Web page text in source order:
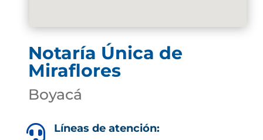
Notaría Única de
Miraflores
Boyacá
 Líneas de atención: